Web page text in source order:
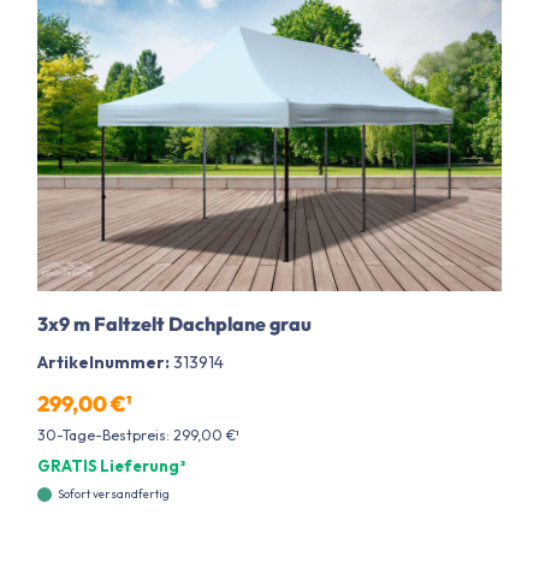
3x9 m Faltzelt Dachplane grau
Artikelnummer:313914
299,00 €¹
30-Tage-Bestpreis: 299,00 €¹
GRATIS Lieferung²
Sofort versandfertig